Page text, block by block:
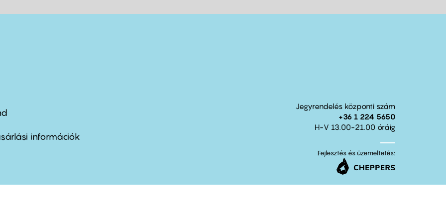
információk
Jegyrendelés központi szám
+36 1 224 5650
H-V 13.00-21.00 óráig
Fejlesztés és üzemeltetés: